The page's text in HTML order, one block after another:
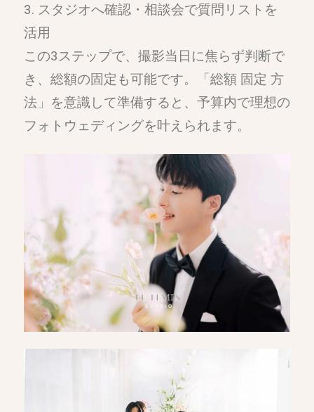
スタジオへ確認・相談会で質問リストを
活用
この3ステップで、撮影当日に焦らず判断で
き、総額の固定も可能です。「総額 固定 方
法」を意識して準備すると、予算内で理想の
フォトウェディングを叶えられます。